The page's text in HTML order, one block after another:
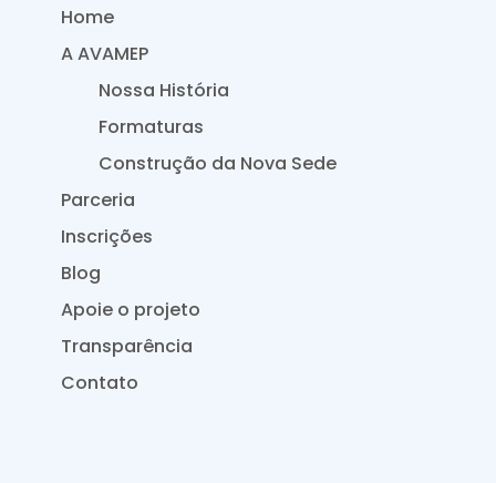
Home
A AVAMEP
Nossa História
Formaturas
Construção da Nova Sede
Parceria
Inscrições
Blog
Apoie o projeto
Transparência
Contato